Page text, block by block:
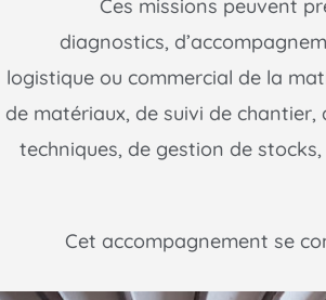
Ces missions peuvent
diagnostics,
logistique ou commercial de la
de matériaux, de suivi de
techniques, de gestion de
Cet accompagnement se